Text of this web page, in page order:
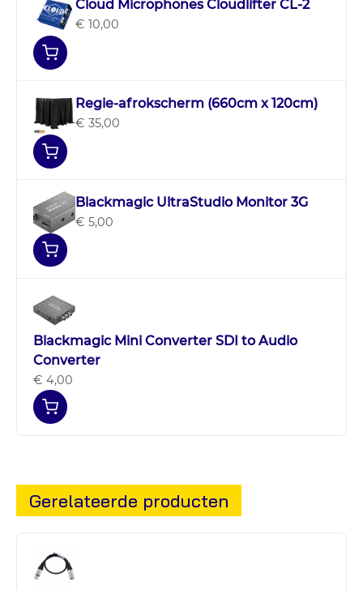
Cloud Microphones Cloudlifter CL-2
€ 10,00
Regie-afrokscherm (660cm x 120cm)
€ 35,00
Blackmagic UltraStudio Monitor 3G
€ 5,00
Blackmagic Mini Converter SDI to Audio
Converter
€ 4,00
Gerelateerde producten